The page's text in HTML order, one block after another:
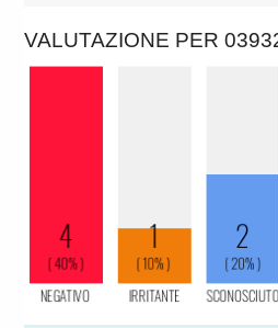
VALUTAZIONE PER